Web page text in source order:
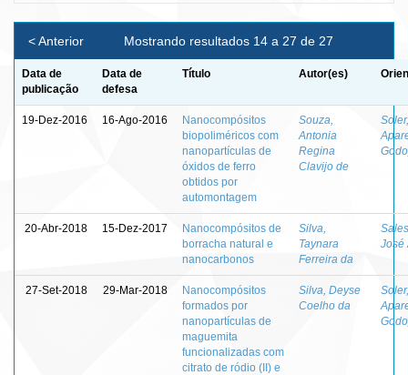
Mostrando resultados 14 a 27 de 27
< Anterior
Data de
publicação
Data de
defesa
Título Autor(es)
19-Dez-2016 16-Ago-2016
Nanocompósitos
biopoliméricos com
nanopartículas de
óxidos de ferro
obtidos por
automontagem
Souza,
Antonia
Regina
Clavijo de
20-Abr-2018 15-Dez-2017
Nanocompósitos de
borracha natural e
nanocarbonos
Silva,
Taynara
Ferreira da
José
27-Set-2018 29-Mar-2018
Nanocompósitos
formados por
nanopartículas de
maguemita
funcionalizadas com
citrato de ródio (II) e
Silva, Deyse
Coelho da